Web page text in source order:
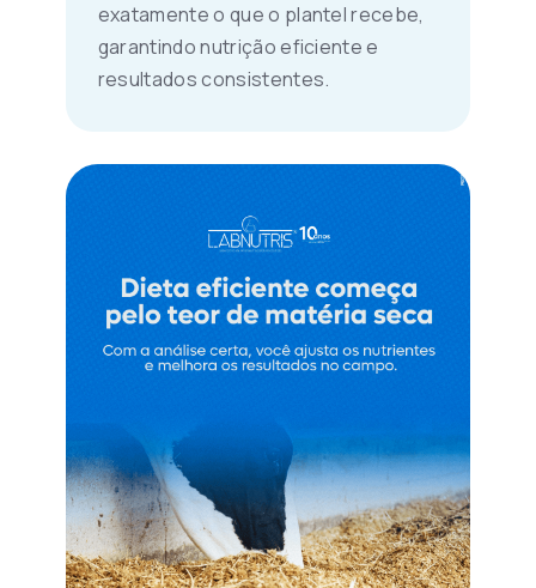
exatamente o que o plantel recebe,
garantindo nutrição eficiente e
resultados consistentes.